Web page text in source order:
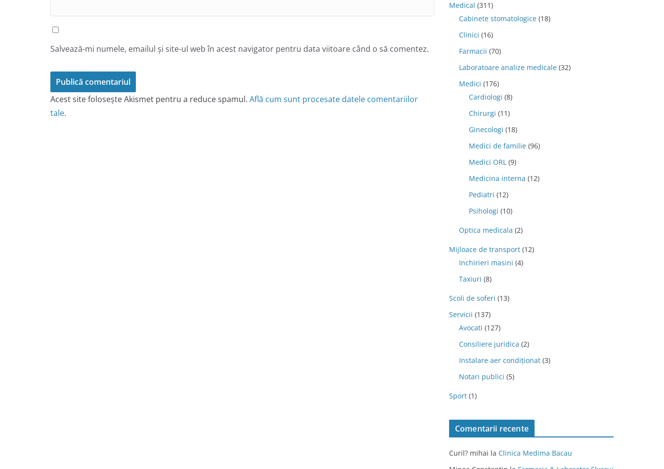
Salvează-mi numele, emailul și site-ul web în acest navigator pentru data viitoare când o să comentez.
Acest site folosește Akismet pentru a reduce spamul. Află cum sunt procesate datele comentariilor
tale.
Medical (311)
Cabinete stomatologice (18)
Clinici (16)
Farmacii (70)
Laboratoare analize medicale (32)
Medici (176)
Cardiologi (8)
Chirurgi (11)
Ginecologi (18)
Medici de familie (96)
Medici ORL (9)
Medicina interna (12)
Pediatri (12)
Psihologi (10)
Optica medicala (2)
Mijloace de transport (12)
Inchirieri masini (4)
Taxiuri (8)
Scoli de soferi (13)
Servicii (137)
Avocati (127)
Consiliere juridica (2)
Instalare aer condiționat (3)
Notari publici (5)
Sport (1)
Comentarii recente
Curil? mihai la Clinica Medima Bacau